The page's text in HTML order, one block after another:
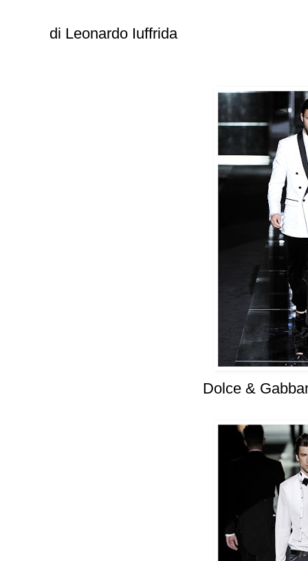
di Leonardo Iuffrida
Dolce &